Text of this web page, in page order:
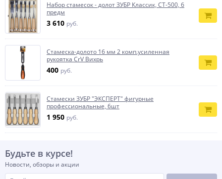
Набор стамесок - долот ЗУБР Классик, СТ-500, 6
предм
3 610 руб.
Стамеска-долото 16 мм 2 комп.усиленная
рукоятка CrV Вихрь
400 руб.
Стамески ЗУБР ″ЭКСПЕРТ″ фигурные
профессиональные, 6шт
1 950 руб.
Будьте в курсе!
Новости, обзоры и акции